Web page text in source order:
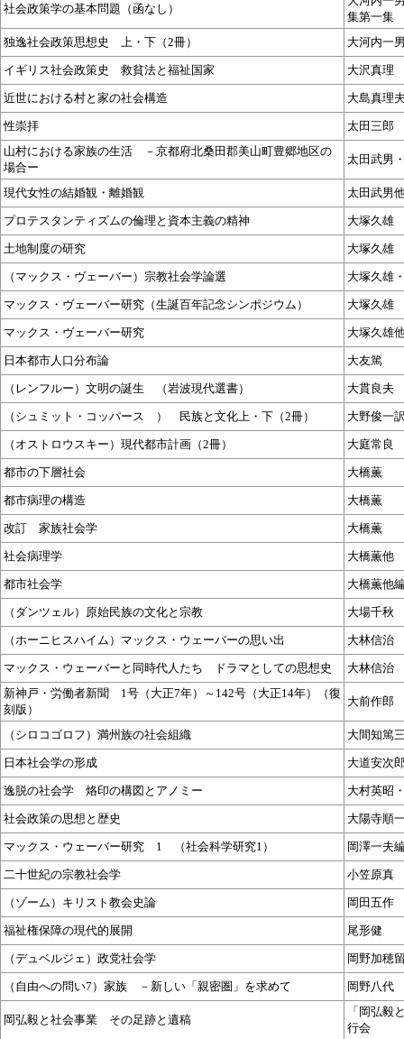
社会政策学の基本問題（函なし）
集第一集
独逸社会政策思想史 上・下（2冊）
大河内一
イギリス社会政策史 救貧法と福祉国家 大沢真理
近世における村と家の社会構造 大島真理
性崇拝
太田三郎
山村における家族の生活 －京都府北桑田郡美山町豊郷地区の
場合ー
太田武男
現代女性の結婚観・離婚観 太田武男
プロテスタンティズムの倫理と資本主義の精神 大塚久雄
土地制度の研究 大塚久雄
（マックス・ヴェーバー）宗教社会学論選 大塚久雄
マックス・ヴェーバー研究（生誕百年記念シンポジウム） 大塚久雄
マックス・ヴェーバー研究 大塚久雄
日本都市人口分布論 大友篤
（レンフルー）文明の誕生 （岩波現代選書） 大貫良夫
（シュミット・コッパース ） 民族と文化上・下（2冊） 大野俊一
（オストロウスキー）現代都市計画（2冊） 大庭常良
都市の下層社会 大橋薫
都市病理の構造 大橋薫
改訂 家族社会学 大橋薫
社会病理学 大橋薫他
都市社会学 大橋薫他
（ダンツェル）原始民族の文化と宗教 大場千秋
（ホーニヒスハイム）マックス・ウェーバーの思い出 大林信治
マックス・ウェーバーと同時代人たち ドラマとしての思想史
大林信
新神戸・労働者新聞 1号（大正7年）～142号（大正14年）（復
刻版）
大前作郎
（シロコゴロフ）満州族の社会組織 大間知篤
日本社会学の形成 大道安次
逸脱の社会学 烙印の構図とアノミー 大村英昭
社会政策の思想と歴史 大陽寺順
マックス・ウェーバー研究 1 （社会科学研究1） 岡澤一夫
二十世紀の宗教社会学 小笠原真
（ゾーム）キリスト教会史論 岡田五作
福祉権保障の現代的展開 尾形健
（デュベルジェ）政党社会学 岡野加穂
（自由への問い7）家族 －新しい「親密圏」を求めて 岡野八代
岡弘毅と社会事業 その足跡と遺稿
「岡弘毅
行会